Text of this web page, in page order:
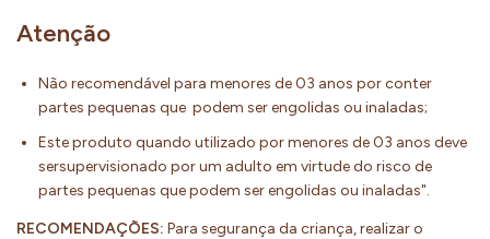
Atenção
Não recomendável para menores de 03 anos por conter
partes pequenas que podem ser engolidas ou inaladas;
Este produto quando utilizado por menores de 03 anos deve
sersupervisionado por um adulto em virtude do risco de
partes pequenas que podem ser engolidas ou inaladas".
RECOMENDAÇÕES: Para segurança da criança, realizar o